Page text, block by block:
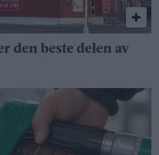
den beste delen av